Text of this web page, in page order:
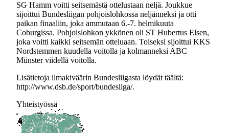
SG Hamm voitti seitsemästä ottelustaan neljä. Joukkue
sijoittui Bundesliigan pohjoislohkossa neljänneksi ja otti
paikan finaaliin, joka ammutaan 6.-7. helmikuuta
Coburgissa. Pohjoislohkon ykkönen oli ST Hubertus Elsen,
joka voitti kaikki seitsemän otteluaan. Toiseksi sijoittui KKS
Nordstemmen kuudella voitolla ja kolmanneksi ABC
Münster viidellä voitolla.
Lisätietoja ilmakiväärin Bundesliigasta löydät täältä:
http://www.dsb.de/sport/bundesliga/.
Yhteistyössä